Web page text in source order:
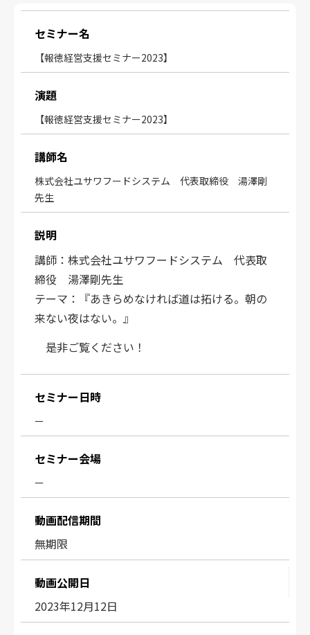
セミナー名
【報徳経営支援セミナー2023】
演題
【報徳経営支援セミナー2023】
講師名
株式会社ユサワフードシステム 代表取締役 湯澤剛
先生
説明
講師：株式会社ユサワフードシステム 代表取
締役 湯澤剛先生
テーマ：『あきらめなければ道は拓ける。朝の
来ない夜はない。』
是非ご覧ください！
セミナー日時
ー
セミナー会場
ー
動画配信期間
無期限
動画公開日
2023年12月12日